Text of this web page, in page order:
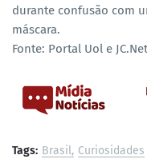
durante confusão com
máscara.
Fonte: Portal Uol e JC.Net
Tags: Brasil Curiosidades